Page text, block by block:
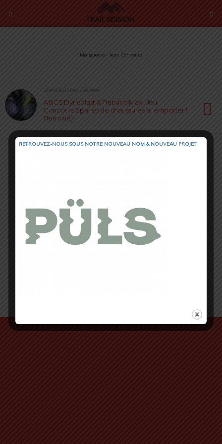
Marqueurs › Jeux Concours
12 MARS 2021 • PAR CÉDRIC MASIP
ASICS Dynablast & Trabuco Max : Jeu
Concours 2 paires de chaussures à remporter !
(Terminé)
RETROUVEZ-NOUS SOUS NOTRE NOUVEAU NOM & NOUVEAU PROJET